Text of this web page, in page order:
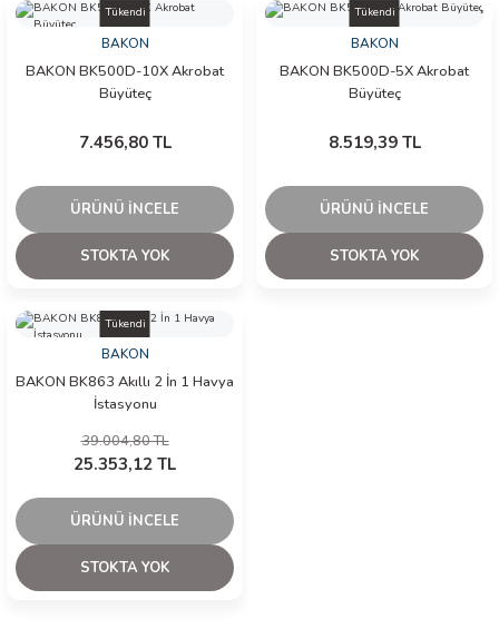
Tükendi
BAKON
BAKON BK500D-10X Akrobat
Büyüteç
7.456,80 TL
ÜRÜNÜ İNCELE
STOKTA YOK
Tükendi
BAKON
BAKON BK500D-5X Akrobat
Büyüteç
8.519,39 TL
ÜRÜNÜ İNCELE
STOKTA YOK
Tükendi
BAKON
BAKON BK863 Akıllı 2 İn 1 Havya
İstasyonu
39.004,80 TL
25.353,12 TL
ÜRÜNÜ İNCELE
STOKTA YOK